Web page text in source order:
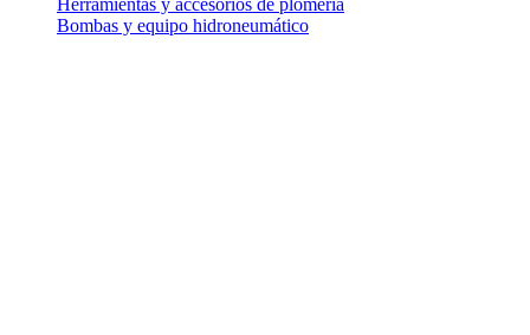
Herramientas y accesorios de plomería
Bombas y equipo hidroneumático